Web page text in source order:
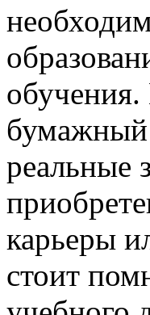
бумажный
реальные
карьеры
стоит